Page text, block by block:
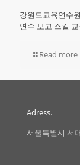
강원도교육연수
연수 보고 스킬
Read more
Adress.
서울특별시 서